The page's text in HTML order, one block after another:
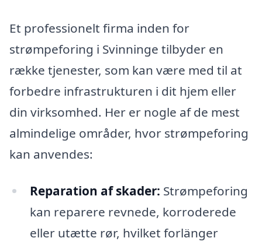
Et professionelt firma inden for
strømpeforing i Svinninge tilbyder en
række tjenester, som kan være med til at
forbedre infrastrukturen i dit hjem eller
din virksomhed. Her er nogle af de mest
almindelige områder, hvor strømpeforing
kan anvendes:
Reparation af skader: Strømpeforing
kan reparere revnede, korroderede
eller utætte rør, hvilket forlänger